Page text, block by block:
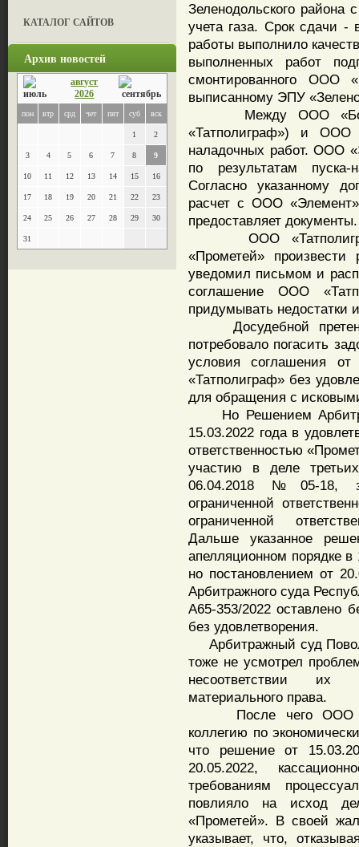
КАТАЛОГ САЙТОВ
Архив новостей
август
2026
пон втр срд чет пят суб вск
1 2
3 4 5 6 7 8 9
10 11 12 13 14 15 16
17 18 19 20 21 22 23
24 25 26 27 28 29 30
31
Зеленодольского района
учета газа. Срок сдачи
работы выполнило
выполненных работ
смонтированного ООО
выписанному ЭПУ
Между ООО
«Татполиграф») и ООО
наладочных работ. ООО
по результатам пуска-
Согласно указанному
расчет с ООО
предоставляет документы.
ООО
«Прометей» произвести
уведомил письмом и
соглашение ООО
придумывать недостатки
Досудебной
потребовало погасить
условия соглашения
«Татполиграф» без
для обращения с
Но Решением
15.03.2022 года в
ответственностью
участию в деле
06.04.2018 №05-18,
ограниченной
ограниченной
Дальше указанное
апелляционном порядке
но постановлением от
Арбитражного суда
А65-353/2022 оставлено
без удовлетворения.
Арбитражный суд
тоже не усмотрел
несоответствии их
материального права.
После чего ООО
коллегию по
что решение от
20.05.2022,
требованиям
повлияло на исход
«Прометей». В своей
указывает, что,